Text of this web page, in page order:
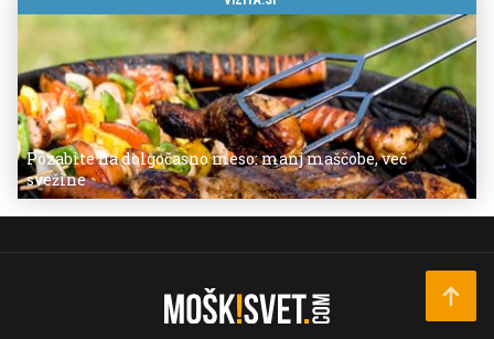
Pozabite na dolgočasno meso: manj maščobe, več
svežine